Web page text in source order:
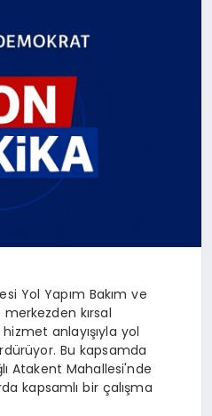
Yol Yapım Bakım ve
merkezden kırsal
anlayışıyla yol
Bu kapsamda
Atakent Mahallesi'nde
kapsamlı bir çalışma